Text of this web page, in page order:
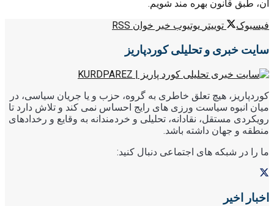
آن، طبق قانون بهره مند شویم.
فیسبوک
توییتر یوتیوب خبر خوان RSS
سایت خبری و تحلیلی کوردپاریز
کوردپاریز، هیچ تعلق خاطری به گروه، حزب و یا جریان سیاسی، در
میان انبوه سیاست ورزی های رایج احساس نمی کند و تلاش دارد تا
رویکردی مستقل، نقادانه، تحلیلی و خردمندانه به وقایع و رخدادهای
منطقه و جهان داشته باشد.
ما را در شبکه های اجتماعی دنبال کنید:
اخبار اخیر